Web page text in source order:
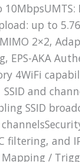
up to
2×2,
EPS-AKA
4WiFi
SSID and
SSID
filtering, and
/